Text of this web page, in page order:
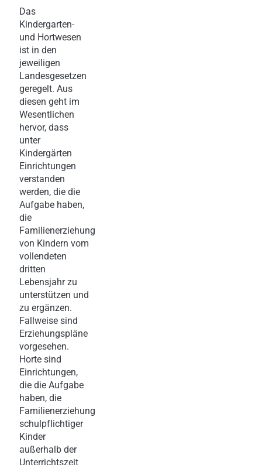
Das
Kindergarten-
und Hortwesen
ist in den
jeweiligen
Landesgesetzen
geregelt. Aus
diesen geht im
Wesentlichen
hervor, dass
unter
Kindergärten
Einrichtungen
verstanden
werden, die die
Aufgabe haben,
die
Familienerziehung
von Kindern vom
vollendeten
dritten
Lebensjahr zu
unterstützen und
zu ergänzen.
Fallweise sind
Erziehungspläne
vorgesehen.
Horte sind
Einrichtungen,
die die Aufgabe
haben, die
Familienerziehung
schulpflichtiger
Kinder
außerhalb der
Unterrichtszeit